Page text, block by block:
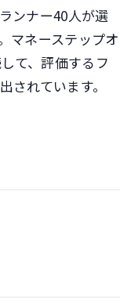
ンナー40人が選
マネーステップオ
て、評価するフ
されています。